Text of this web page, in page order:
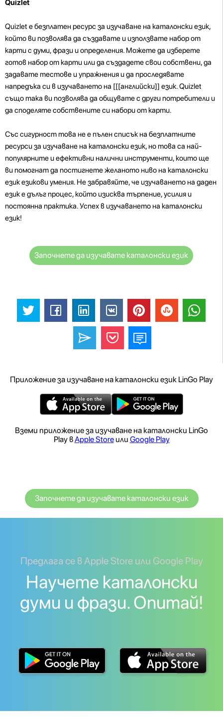
Quizlet
Quizlet е безплатен ресурс за изучаване на каталонски език,
който ви позволява да създавате и използвате набор от
карти с думи, фрази и определения. Можете да изберете
готов набор от карти или да създадете свои собствени, да
задавате тестове и упражнения и да проследявате
напредъка си в изучаването на [[[английски]] език. Quizlet
също така ви позволява да общувате с други потребители и
да споделяте собствените си набори от карти.
Със сигурност това не е пълен списък на безплатните
ресурси за изучаване на каталонски език, но това са най-
популярните и ефективни налични инструменти, които ще
ви помогнат да постигнете желаното ниво на каталонски
език езикови умения. Не забравяйте, че изучаването на даден
език е дълъг процес, който изисква търпение, усилия и
постоянна практика. Успех в изучаването на каталонски
език!
Започнете да изучавате каталонски език
Приложение за изучаване на каталонски език LinGo Play
Вземи приложение за изучаване на каталонски LinGo
Play вApple Storeили Google Play
Започнете да изучавате каталонски език
Предлага се в Apple Store или Google Play
Научете каталонски
думи и фрази. Опитай!